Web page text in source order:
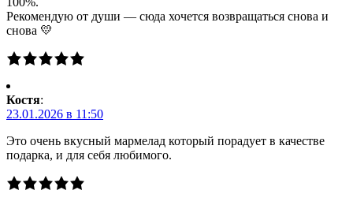
Рекомендую от души — сюда хочется возвращаться снова и
снова 💛
Костя:
23.01.2026 в 11:50
Это очень вкусный мармелад который порадует в качестве
подарка, и для себя любимого.